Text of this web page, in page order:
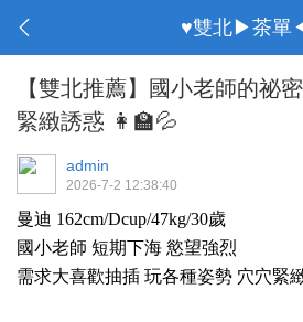
♥雙北▶茶單
【雙北推薦】國小老師的祕
緊緻誘惑 👩‍🏫💦
admin
2026-7-2 12:38:40
曼迪 162cm/Dcup/47kg/30歲
國小老師 短期下海 慾望強烈
需求大喜歡抽插 玩各種姿勢 穴穴緊